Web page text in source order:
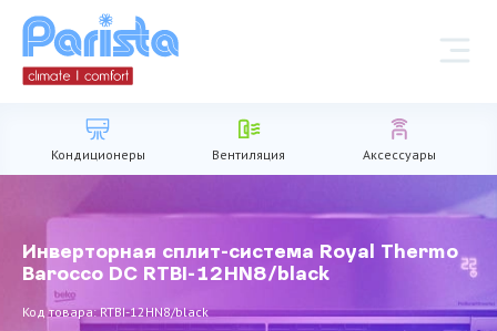
Кондиционеры Вентиляция Аксессуары
Инверторная сплит-система Royal Thermo
Barocco DC RTBI-12HN8/black
Код товара: RTBI-12HN8/black